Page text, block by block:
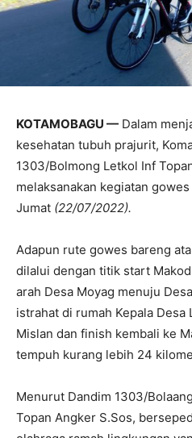
KOTAMOBAGU — Dalam
kesehatan tubuh prajurit,
1303/Bolmong Letkol Inf
melaksanakan kegiatan
Jumat (22/07/2022).
Adapun rute gowes bareng
dilalui dengan titik start
arah Desa Moyag menuju
istrahat di rumah Kepala Desa
Mislan dan finish kembali ke
tempuh kurang lebih 24
Menurut Dandim 1303/
Topan Angker S.Sos,